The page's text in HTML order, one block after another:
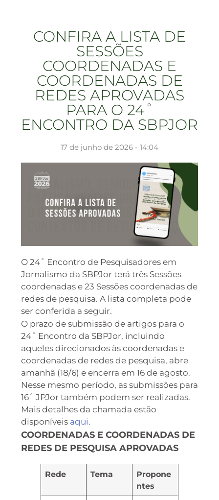
CONFIRA A LISTA DE
SESSÕES
COORDENADAS E
COORDENADAS DE
REDES APROVADAS
PARA O 24˚
ENCONTRO DA SBPJOR
17 de junho de 2026 - 14:04
O 24˚ Encontro de Pesquisadores em
Jornalismo da SBPJor terá três Sessões
coordenadas e 23 Sessões coordenadas de
redes de pesquisa. A lista completa pode
ser conferida a seguir.
O prazo de submissão de artigos para o
24˚ Encontro da SBPJor, incluindo
aqueles direcionados às coordenadas e
coordenadas de redes de pesquisa, abre
amanhã (18/6) e encerra em 16 de agosto.
Nesse mesmo período, as submissões para
16˚ JPJor também podem ser realizadas.
Mais detalhes da chamada estão
disponíveis aqui.
COORDENADAS E COORDENADAS DE
REDES DE PESQUISA APROVADAS
Rede Tema
Propone
ntes